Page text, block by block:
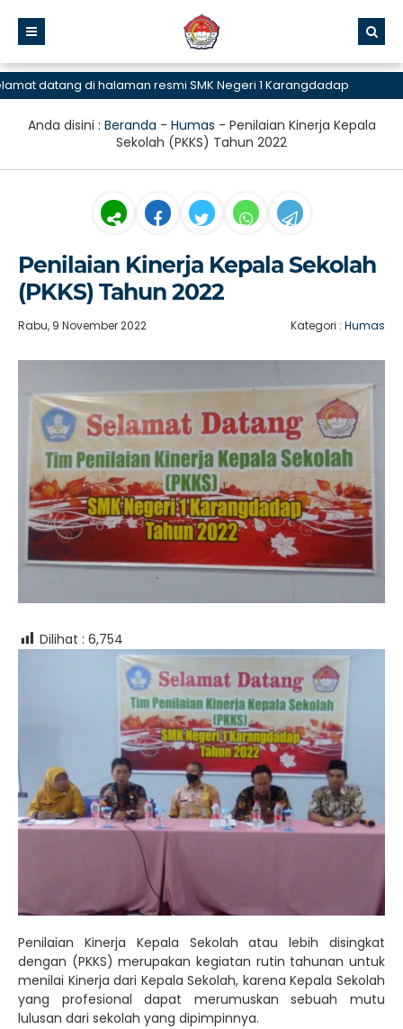
datang di halaman resmi SMK Negeri 1 Karangdadap
Anda disini : Beranda - Humas - Penilaian Kinerja Kepala
Sekolah (PKKS) Tahun 2022
Penilaian Kinerja Kepala Sekolah
(PKKS) Tahun 2022
Rabu, 9 November 2022 Kategori : Humas
Dilihat : 6,754
Penilaian Kinerja Kepala Sekolah atau lebih disingkat
dengan (PKKS) merupakan kegiatan rutin tahunan untuk
menilai Kinerja dari Kepala Sekolah, karena Kepala Sekolah
yang profesional dapat merumuskan sebuah mutu
lulusan dari sekolah yang dipimpinnya.